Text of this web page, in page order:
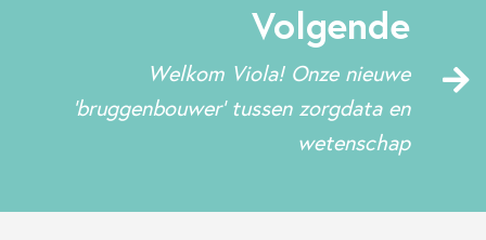
Volgende
Welkom Viola! Onze nieuwe
'bruggenbouwer' tussen zorgdata en
wetenschap